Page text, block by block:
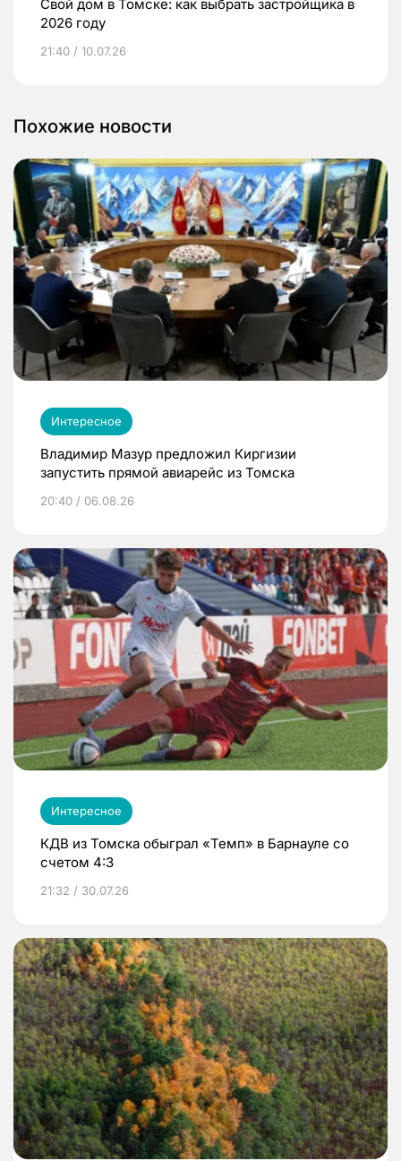
Свой дом в Томске: как выбрать застройщика в
2026 году
21:40 / 10.07.26
Похожие новости
Интересное
Владимир Мазур предложил Киргизии
запустить прямой авиарейс из Томска
20:40 / 06.08.26
Интересное
КДВ из Томска обыграл «Темп» в Барнауле со
счетом 4:3
21:32 / 30.07.26